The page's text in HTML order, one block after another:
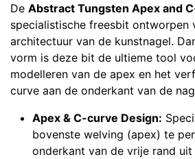
De Abstract Tungsten Apex and
specialistische freesbit ontworpen
architectuur van de kunstnagel.
vorm is deze bit de ultieme tool
modelleren van de apex en het
curve aan de onderkant van de
Apex & C-curve Design:
bovenste welving (apex) te
onderkant van de vrije rand uit